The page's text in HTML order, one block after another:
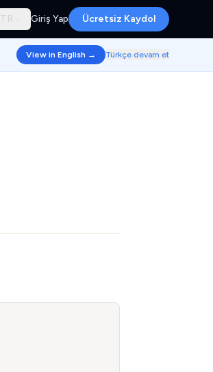
TR Giriş Yap Ücretsiz Kaydol
View in English → Türkçe devam et